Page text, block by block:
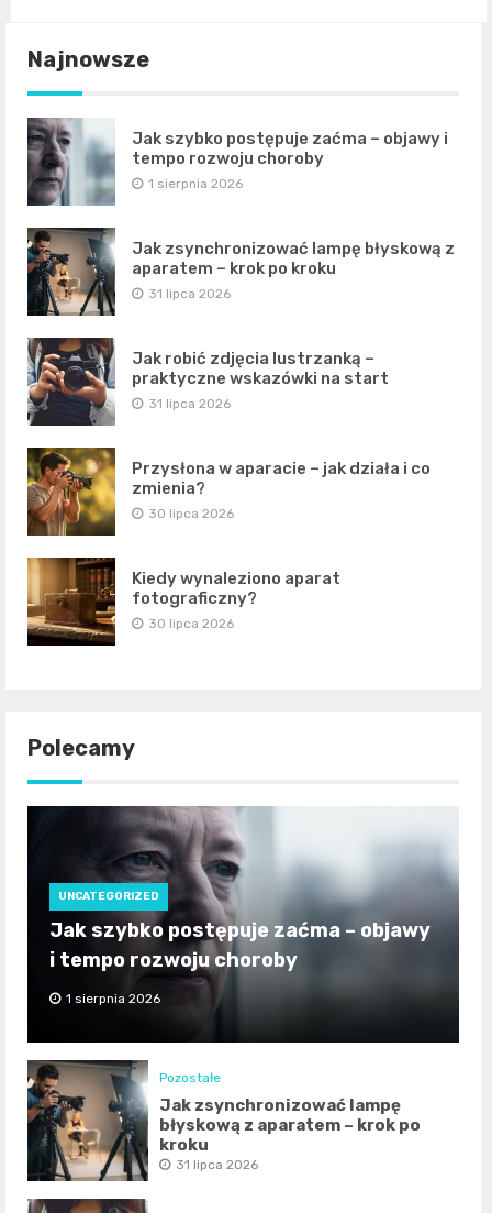
Najnowsze
Jak szybko postępuje zaćma – objawy i
tempo rozwoju choroby
1 sierpnia 2026
Jak zsynchronizować lampę błyskową z
aparatem – krok po kroku
31 lipca 2026
Jak robić zdjęcia lustrzanką –
praktyczne wskazówki na start
31 lipca 2026
Przysłona w aparacie – jak działa i co
zmienia?
30 lipca 2026
Kiedy wynaleziono aparat
fotograficzny?
30 lipca 2026
Polecamy
UNCATEGORIZED
Jak szybko postępuje zaćma – objawy
i tempo rozwoju choroby
1 sierpnia 2026
Pozostałe
Jak zsynchronizować lampę
błyskową z aparatem – krok po
kroku
31 lipca 2026